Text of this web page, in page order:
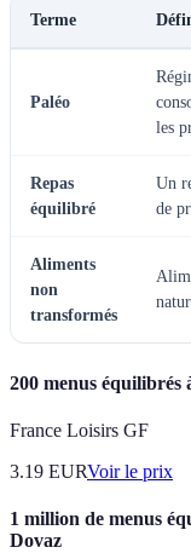
Terme
Paléo
les
Repas
équilibré
Un
de
Aliments
non
transformés
200 menus équilibrés
France Loisirs GF
3.19 EURVoir le prix
1 million de menus
Dovaz